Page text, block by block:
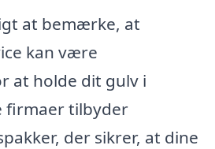
at bemærke, at
kan være
at holde dit gulv i
firmaer tilbyder
der sikrer, at dine